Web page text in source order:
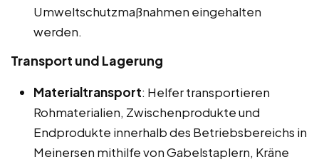
Umweltschutzmaßnahmen eingehalten
werden.
Transport und Lagerung
Materialtransport: Helfer transportieren
Rohmaterialien, Zwischenprodukte und
Endprodukte innerhalb des Betriebsbereichs in
Meinersen mithilfe von Gabelstaplern, Kräne